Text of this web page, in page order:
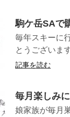
駒ケ岳SAで
毎年スキーに
と
記事を読む
毎月楽しみ
娘家族が毎月